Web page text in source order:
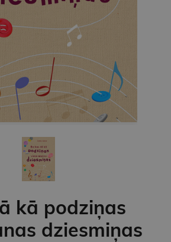
kā podziņas
dziesmiņas